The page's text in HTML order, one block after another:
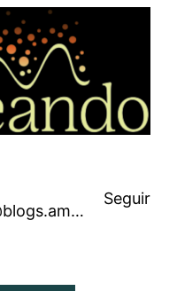
@ribadeando@blogs.amarinha.gal
Seguir